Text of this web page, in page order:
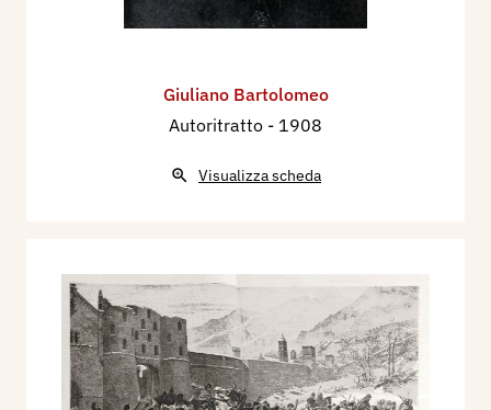
Giuliano Bartolomeo
Autoritratto - 1908
Visualizza scheda